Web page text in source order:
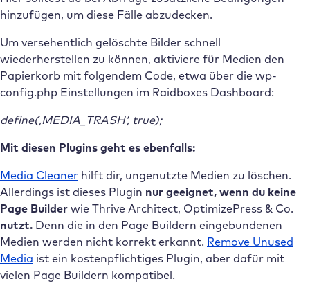
hinzufügen, um diese Fälle abzudecken.
Um versehentlich gelöschte Bilder schnell
wiederherstellen zu können, aktiviere für Medien den
Papierkorb mit folgendem Code, etwa über die wp-
config.php Einstellungen im Raidboxes Dashboard:
define(‚MEDIA_TRASH‘, true);
Mit diesen Plugins geht es ebenfalls:
Media Cleaner hilft dir, ungenutzte Medien zu löschen.
Allerdings ist dieses Plugin nur geeignet, wenn du keine
Page Builder wie Thrive Architect, OptimizePress & Co.
nutzt. Denn die in den Page Buildern eingebundenen
Medien werden nicht korrekt erkannt. Remove Unused
Media ist ein kostenpflichtiges Plugin, aber dafür mit
vielen Page Buildern kompatibel.